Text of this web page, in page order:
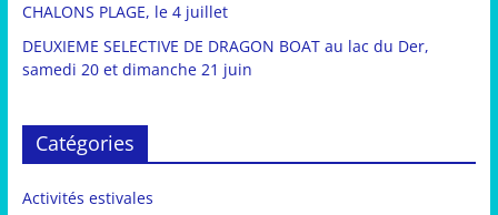
CHALONS PLAGE, le 4 juillet
DEUXIEME SELECTIVE DE DRAGON BOAT au lac du Der,
samedi 20 et dimanche 21 juin
Catégories
Activités estivales